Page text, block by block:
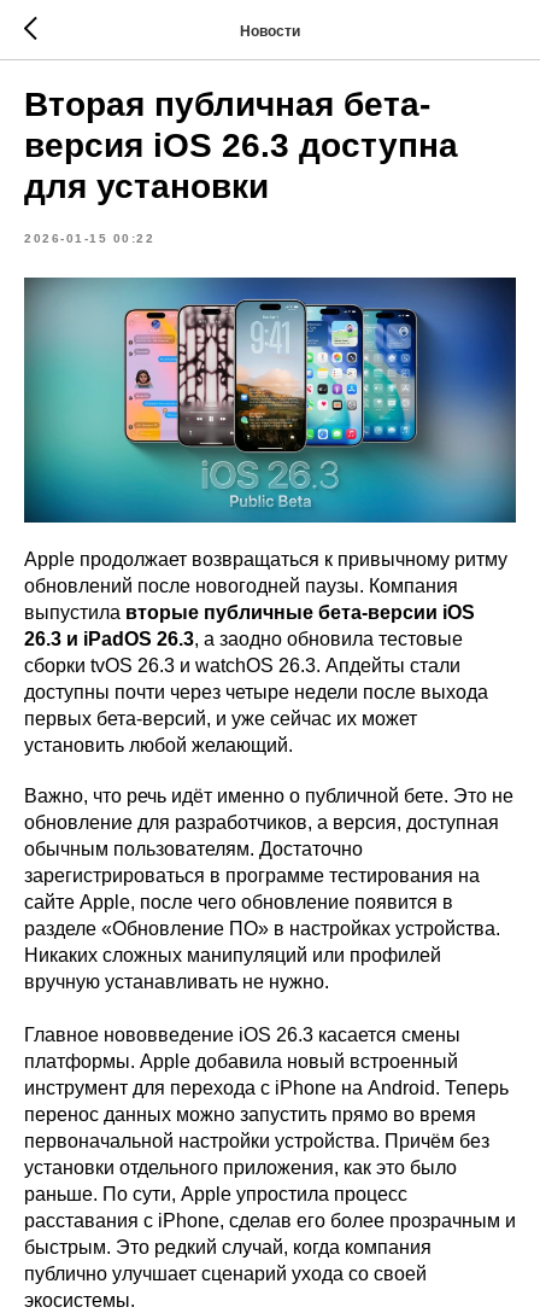
Новости
Вторая публичная бета-
версия iOS 26.3 доступна
для установки
2026-01-15 00:22
Apple продолжает возвращаться к привычному ритму
обновлений после новогодней паузы. Компания
выпустила вторые публичные бета-версии iOS
26.3 и iPadOS 26.3, а заодно обновила тестовые
сборки tvOS 26.3 и watchOS 26.3. Апдейты стали
доступны почти через четыре недели после выхода
первых бета-версий, и уже сейчас их может
установить любой желающий.
Важно, что речь идёт именно о публичной бете. Это не
обновление для разработчиков, а версия, доступная
обычным пользователям. Достаточно
зарегистрироваться в программе тестирования на
сайте Apple, после чего обновление появится в
разделе «Обновление ПО» в настройках устройства.
Никаких сложных манипуляций или профилей
вручную устанавливать не нужно.
Главное нововведение iOS 26.3 касается смены
платформы. Apple добавила новый встроенный
инструмент для перехода с iPhone на Android. Теперь
перенос данных можно запустить прямо во время
первоначальной настройки устройства. Причём без
установки отдельного приложения, как это было
раньше. По сути, Apple упростила процесс
расставания с iPhone, сделав его более прозрачным и
быстрым. Это редкий случай, когда компания
публично улучшает сценарий ухода со своей
экосистемы.